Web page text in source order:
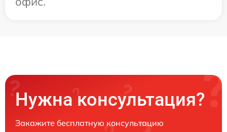
Нужна консультация?
Закажите бесплатную консультацию